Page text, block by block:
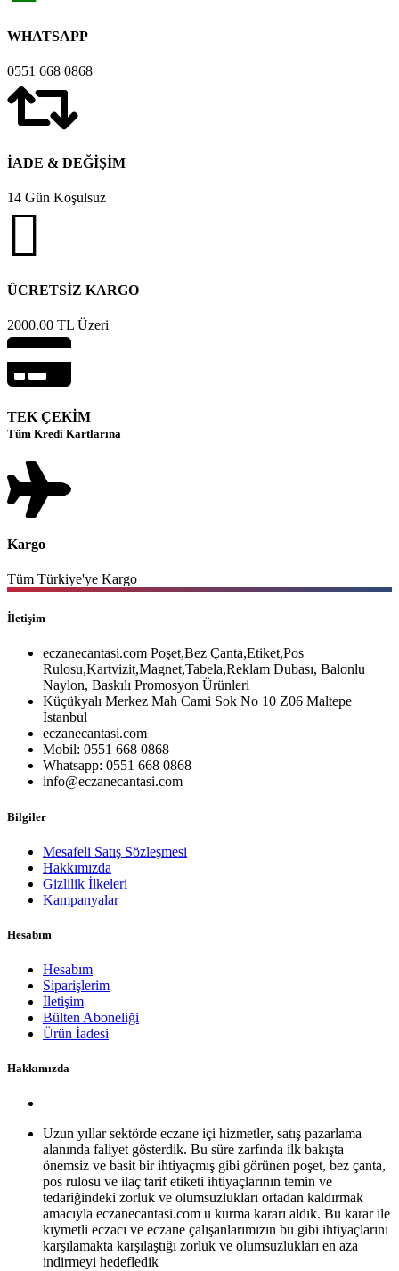
WHATSAPP
0551 668 0868
İADE & DEĞİŞİM
14 Gün Koşulsuz
ÜCRETSİZ KARGO
2000.00 TL Üzeri
TEK ÇEKİM
Tüm Kredi Kartlarına
Kargo
Tüm Türkiye'ye Kargo
İletişim
eczanecantasi.com Poşet,Bez Çanta,Etiket,Pos
Rulosu,Kartvizit,Magnet,Tabela,Reklam Dubası, Balonlu
Naylon, Baskılı Promosyon Ürünleri
Küçükyalı Merkez Mah Cami Sok No 10 Z06 Maltepe
İstanbul
eczanecantasi.com
Mobil: 0551 668 0868
Whatsapp: 0551 668 0868
info@eczanecantasi.com
Bilgiler
Mesafeli Satış Sözleşmesi
Hakkımızda
Gizlilik İlkeleri
Kampanyalar
Hesabım
Hesabım
Siparişlerim
İletişim
Bülten Aboneliği
Ürün İadesi
Hakkımızda
Uzun yıllar sektörde eczane içi hizmetler, satış pazarlama
alanında faliyet gösterdik. Bu süre zarfında ilk bakışta
önemsiz ve basit bir ihtiyaçmış gibi görünen poşet, bez çanta,
pos rulosu ve ilaç tarif etiketi ihtiyaçlarının temin ve
tedariğindeki zorluk ve olumsuzlukları ortadan kaldırmak
amacıyla eczanecantasi.com u kurma kararı aldık. Bu karar ile
kıymetli eczacı ve eczane çalışanlarımızın bu gibi ihtiyaçlarını
karşılamakta karşılaştığı zorluk ve olumsuzlukları en aza
indirmeyi hedefledik